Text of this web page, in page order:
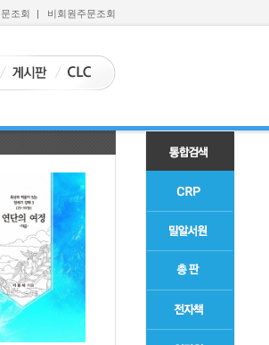
조회 | 비회원주문조회